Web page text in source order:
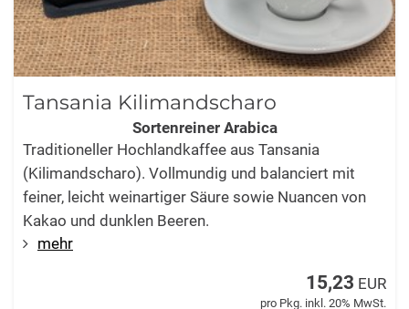
Tansania Kilimandscharo
Sortenreiner Arabica
Traditioneller Hochlandkaffee aus Tansania
(Kilimandscharo). Vollmundig und balanciert mit
feiner, leicht weinartiger Säure sowie Nuancen von
Kakao und dunklen Beeren.
mehr
15,23 EUR
pro Pkg. inkl. 20% MwSt.